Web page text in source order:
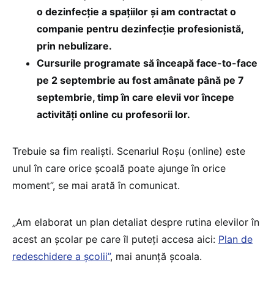
o dezinfecție a spațiilor și am contractat o
companie pentru dezinfecție profesionistă,
prin nebulizare.
Cursurile programate să înceapă face-to-face
pe 2 septembrie au fost amânate până pe 7
septembrie, timp în care elevii vor începe
activități online cu profesorii lor.
Trebuie sa fim realiști. Scenariul Roșu (online) este
unul în care orice școală poate ajunge în orice
moment”, se mai arată în comunicat.
„Am elaborat un plan detaliat despre rutina elevilor în
acest an școlar pe care îl puteți accesa aici: Plan de
redeschidere a școlii”, mai anunță școala.